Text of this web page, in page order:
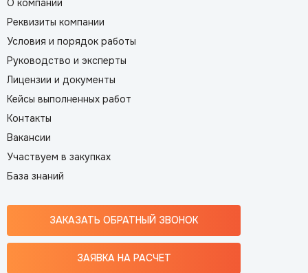
О компании
Реквизиты компании
Условия и порядок работы
Руководство и эксперты
Лицензии и документы
Кейсы выполненных работ
Контакты
Вакансии
Участвуем в закупках
База знаний
ЗАКАЗАТЬ ОБРАТНЫЙ ЗВОНОК
ЗАЯВКА НА РАСЧЕТ